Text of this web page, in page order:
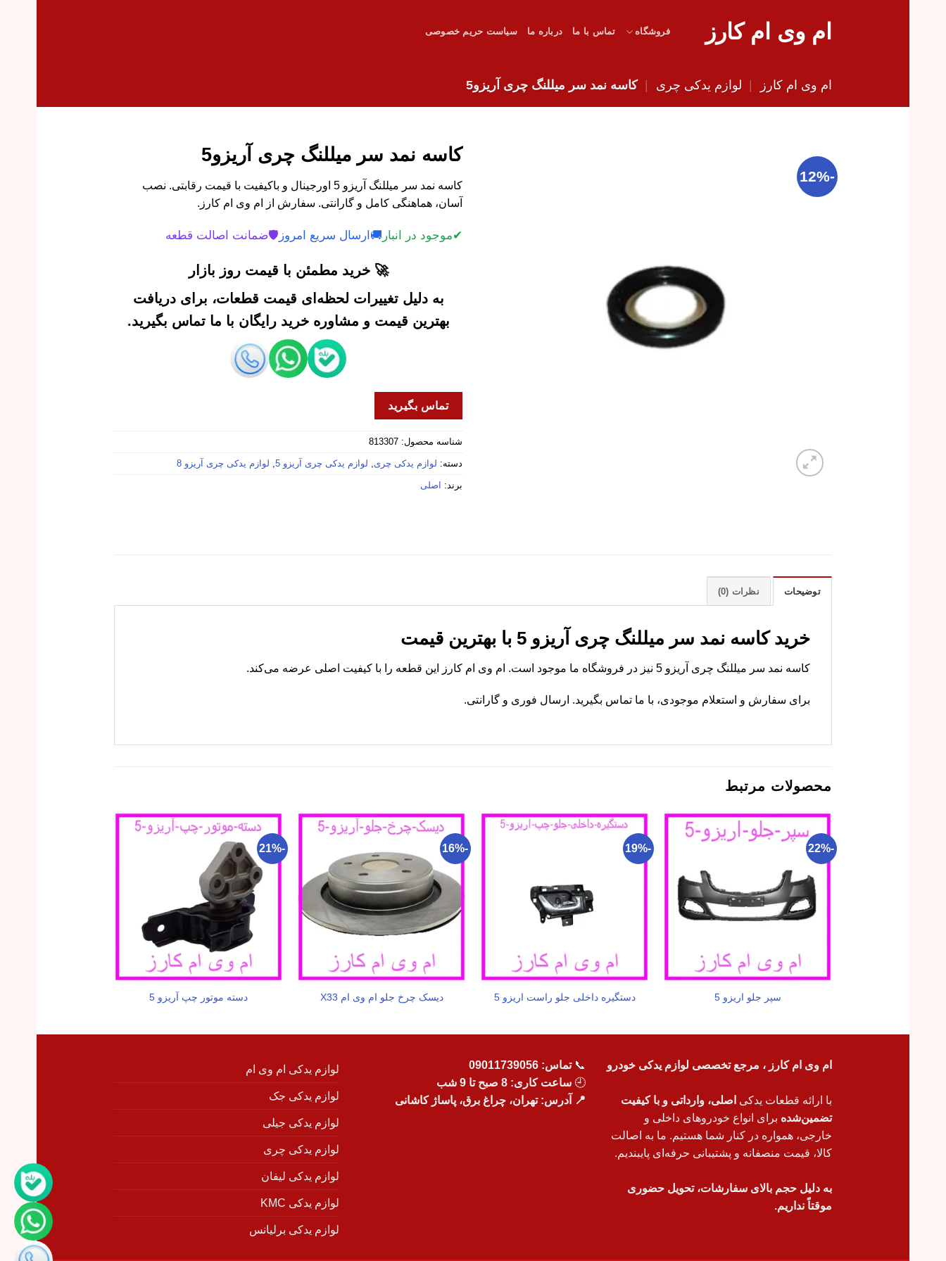
ام وی ام کارز فروشگاه تماس با ما درباره ما سیاست حریم خصوصی
ام وی ام کارز | لوازم یدکی چری | کاسه نمد سر میللنگ چری آریزو5
-12%
کاسه نمد سر میللنگ چری آریزو5
کاسه نمد سر میللنگ آریزو 5 اورجینال و باکیفیت با قیمت رقابتی. نصب
آسان، هماهنگی کامل و گارانتی. سفارش از ام وی ام کارز.
✔موجود در انبار 🚚 ارسال سریع امروز 🛡️ضمانت اصالت قطعه
🚀 خرید مطمئن با قیمت روز بازار
به دلیل تغییرات لحظه‌ای قیمت قطعات، برای دریافت
بهترین قیمت و مشاوره خرید رایگان با ما تماس بگیرید.
تماس بگیرید
شناسه محصول: 813307
دسته: لوازم یدکی چری لوازم یدکی چری آریزو 5 لوازم یدکی چری آریزو 8
برند: اصلی
توضیحات نظرات (0)
خرید کاسه نمد سر میللنگ چری آریزو 5 با بهترین قیمت
کاسه نمد سر میللنگ چری آریزو 5 نیز در فروشگاه ما موجود است. ام وی ام کارز این قطعه را با کیفیت اصلی عرضه می‌کند.
برای سفارش و استعلام موجودی، با ما تماس بگیرید. ارسال فوری و گارانتی.
محصولات مرتبط
-22%
سپر جلو اریزو 5
-19%
دستگیره داخلی جلو راست اریزو 5
-16%
دیسک چرخ جلو ام وی ام X33
-21%
دسته موتور چپ آریزو 5
ام وی ام کارز ، مرجع تخصصی لوازم یدکی خودرو
با ارائه قطعات یدکی اصلی، وارداتی و با کیفیت
تضمین‌شده برای انواع خودروهای داخلی و
خارجی، همواره در کنار شما هستیم. ما به اصالت
کالا، قیمت منصفانه و پشتیبانی حرفه‌ای پایبندیم.
به دلیل حجم بالای سفارشات، تحویل حضوری
موقتاً نداریم.
📞تماس: 09011739056
🕘 ساعت کاری: 8 صبح تا 9 شب
📍 آدرس: تهران، چراغ برق، پاساژ کاشانی
لوازم یدکی ام وی ام
لوازم یدکی جک
لوازم یدکی جیلی
لوازم یدکی چری
لوازم یدکی لیفان
لوازم یدکی KMC
لوازم یدکی برلیانس